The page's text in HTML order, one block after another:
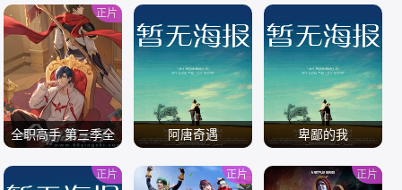
全职高手 第三季全
正片
阿唐奇遇 卑鄙的我
正片 正片 正片